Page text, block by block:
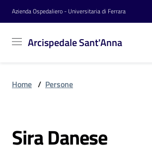
Vai al contenuto
Vai alla navigazione
Vai al footer
Azienda Ospedaliero - Universitaria di Ferrara
Arcispedale Sant'Anna
Sant'Anna
Azienda
Servizi
Home / Persone
Salta al contenuto
Sira Danese